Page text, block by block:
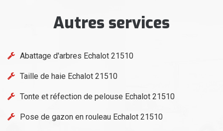
Autres services
Abattage d'arbres Echalot 21510
Taille de haie Echalot 21510
Tonte et réfection de pelouse Echalot 21510
Pose de gazon en rouleau Echalot 21510